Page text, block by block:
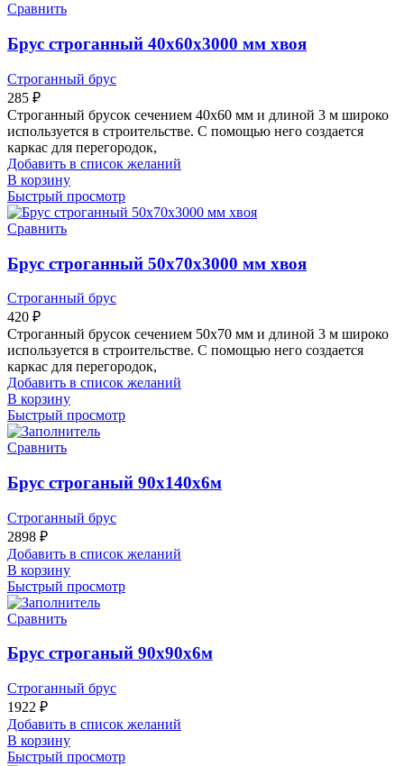
Сравнить
Брус строганный 40х60х3000 мм хвоя
Строганный брус
285 ₽
Строганный брусок сечением 40х60 мм и длиной 3 м широко
используется в строительстве. С помощью него создается
каркас для перегородок,
Добавить в список желаний
В корзину
Быстрый просмотр
Сравнить
Брус строганный 50х70х3000 мм хвоя
Строганный брус
420 ₽
Строганный брусок сечением 50х70 мм и длиной 3 м широко
используется в строительстве. С помощью него создается
каркас для перегородок,
Добавить в список желаний
В корзину
Быстрый просмотр
Сравнить
Брус строганый 90х140х6м
Строганный брус
2898 ₽
Добавить в список желаний
В корзину
Быстрый просмотр
Сравнить
Брус строганый 90х90х6м
Строганный брус
1922 ₽
Добавить в список желаний
В корзину
Быстрый просмотр